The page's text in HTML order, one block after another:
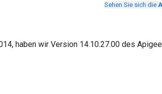
Sehen Sie sich die
haben wir Version 14.10.27.00 des